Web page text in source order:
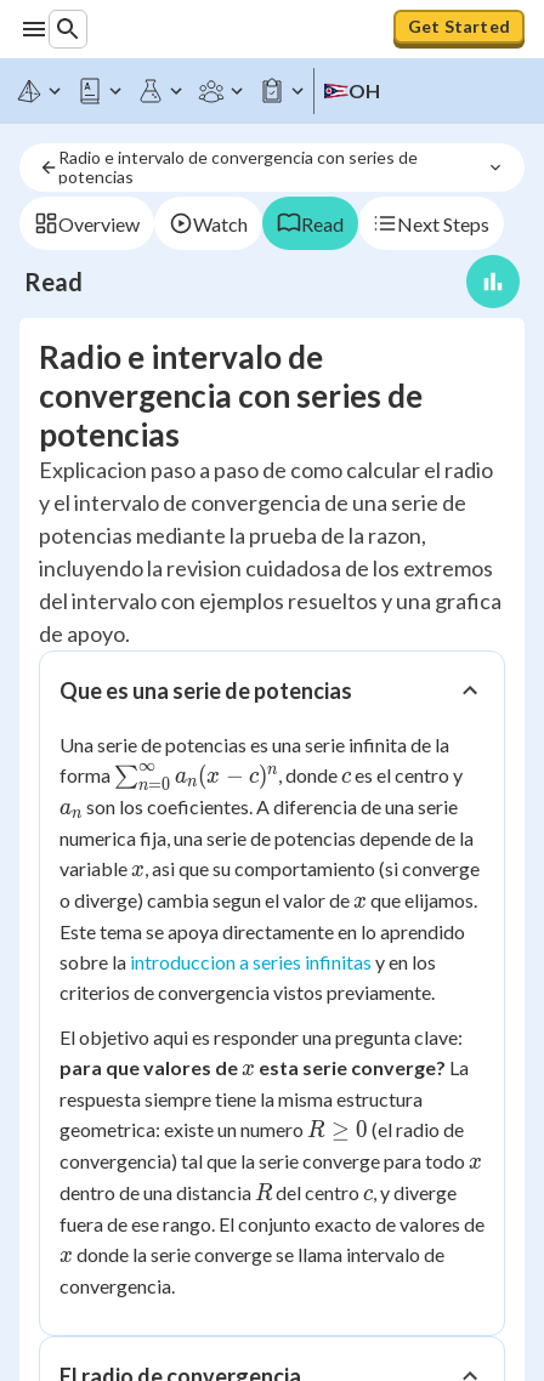
Get Started
OH
Radio e intervalo de convergencia con series de
potencias
Overview Watch Read Next Steps
Read
Radio e intervalo de
convergencia con series de
potencias
Explicacion paso a paso de como calcular el radio
y el intervalo de convergencia de una serie de
potencias mediante la prueba de la razon,
incluyendo la revision cuidadosa de los extremos
del intervalo con ejemplos resueltos y una grafica
de apoyo.
Que es una serie de potencias
Una serie de potencias es una serie infinita de la
forma \sum_{n=0}^{\infty}
a_n (x-c)^n
∑n=0
∞ an(x − c)n, dondec
ces el centro ya_n
an son los coeficientes. A diferencia de una serie
numerica fija, una serie de potencias depende de la
variable x
x, asi que su comportamiento (si converge
o diverge) cambia segun el valor de x
x que elijamos.
Este tema se apoya directamente en lo aprendido
sobre la introduccion a series infinitas y en los
criterios de convergencia vistos previamente.
El objetivo aqui es responder una pregunta clave:
para que valores de x
x esta serie converge? La
respuesta siempre tiene la misma estructura
geometrica: existe un numero R
\ge
R ≥ 0 (el radio de
convergencia) tal que la serie converge para todo x
x
dentro de una distancia R
Rdel centroc
c, y diverge
fuera de ese rango. El conjunto exacto de valores de
x
x donde la serie converge se llama intervalo de
convergencia.